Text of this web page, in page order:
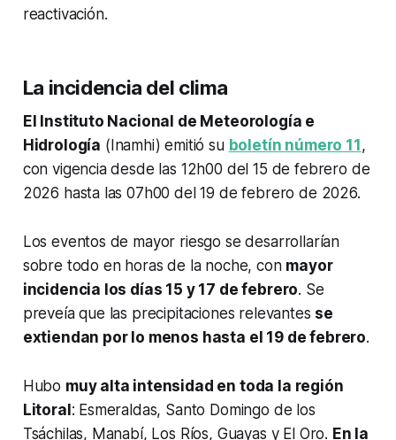
reactivación.
La incidencia del clima
El Instituto Nacional de Meteorología e
Hidrología (Inamhi) emitió su boletín número 11,
con vigencia desde las 12h00 del 15 de febrero de
2026 hasta las 07h00 del 19 de febrero de 2026.
Los eventos de mayor riesgo se desarrollarían
sobre todo en horas de la noche, con mayor
incidencia los días 15 y 17 de febrero. Se
preveía que las precipitaciones relevantes se
extiendan por lo menos hasta el 19 de febrero.
Hubo muy alta intensidad en toda la región
Litoral: Esmeraldas, Santo Domingo de los
Tsáchilas, Manabí, Los Ríos, Guayas y El Oro. En la